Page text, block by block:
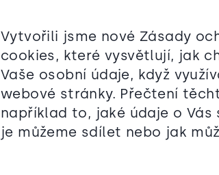
Vytvořili jsme nové Zásady
cookies, které vysvětlují, jak
Vaše osobní údaje, když
webové stránky. Přečtení
například to, jaké údaje o Vás
je můžeme sdílet nebo jak